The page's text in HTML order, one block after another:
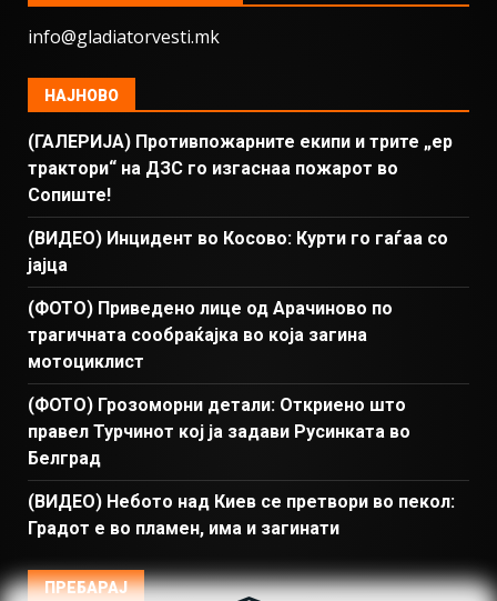
info@gladiatorvesti.mk
НАЈНОВО
(ГАЛЕРИЈА) Противпожарните екипи и трите „ер
трактори“ на ДЗС го изгаснаа пожарот во
Сопиште!
(ВИДЕО) Инцидент во Косово: Курти го гаѓаа со
јајца
(ФОТО) Приведено лице од Арачиново по
трагичната сообраќајка во која загина
мотоциклист
(ФОТО) Грозоморни детали: Откриено што
правел Турчинот кој ја задави Русинката во
Белград
(ВИДЕО) Небото над Киев се претвори во пекол:
Градот е во пламен, има и загинати
ПРЕБАРАЈ